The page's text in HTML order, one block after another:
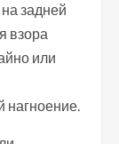
задней
взора
или